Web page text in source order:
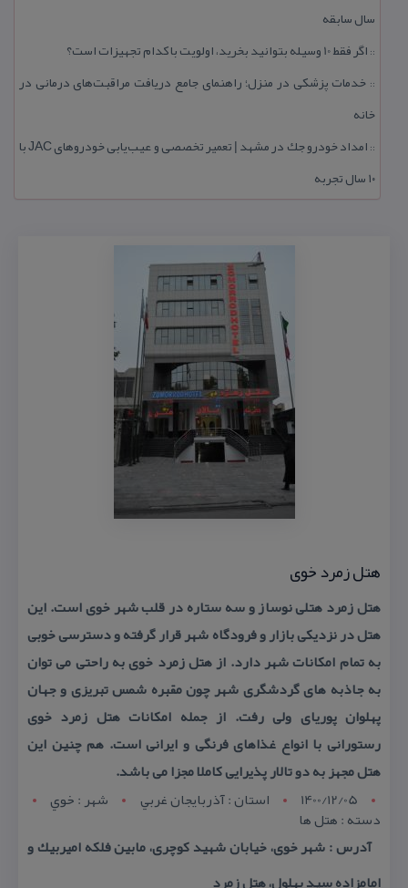
سال سابقه
:: اگر فقط 10 وسیله بتوانید بخرید، اولویت با كدام تجهیزات است؟
:: خدمات پزشكی در منزل؛ راهنمای جامع دریافت مراقبت‌های درمانی در
خانه
::
امداد خودرو جك در مشهد | تعمیر تخصصی و عیب‌یابی خودروهای JAC با
۱۰ سال تجربه
هتل زمرد خوی
هتل زمرد هتلی نوساز و سه ستاره در قلب شهر خوی است. این
هتل در نزدیكی بازار و فرودگاه شهر قرار گرفته و دسترسی خوبی
به تمام امكانات شهر دارد. از هتل زمرد خوی به راحتی می توان
به جاذبه های گردشگری شهر چون مقبره شمس تبریزی و جهان
پهلوان پوریای ولی رفت. از جمله امكانات هتل زمرد خوی
رستورانی با انواع غذاهای فرنگی و ایرانی است. هم چنین این
هتل مجهز به دو تالار پذیرایی كاملا مجزا می باشد.
1400/12/05
استان : آذربايجان غربي شهر : خوي
دسته : هتل ها
آدرس : شهر خوی، خیابان شهید كوچری، مابین فلكه امیربیك و
امامزاده سید بهلول، هتل زمرد